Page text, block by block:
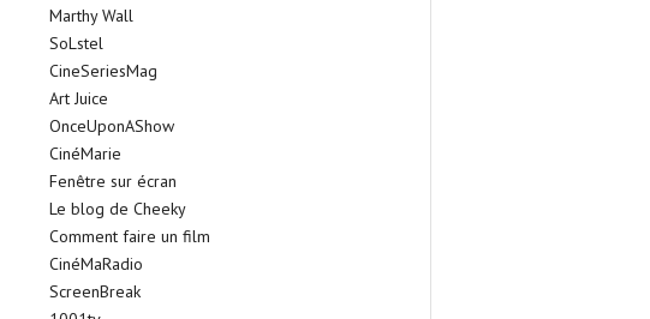
Marthy Wall
SoLstel
CineSeriesMag
Art Juice
OnceUponAShow
CinéMarie
Fenêtre sur écran
Le blog de Cheeky
Comment faire un film
CinéMaRadio
ScreenBreak